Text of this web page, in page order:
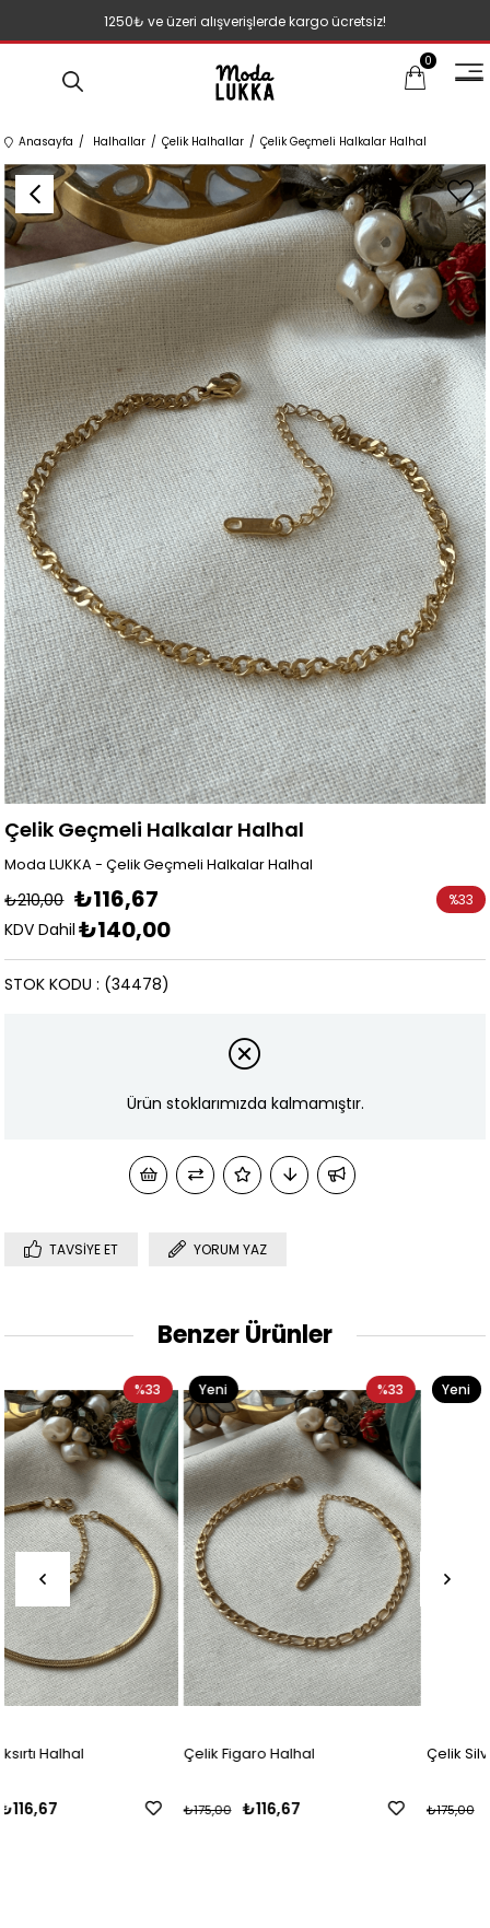
1250₺ ve üzeri alışverişlerde kargo ücretsiz!
0
Anasayfa Halhallar Çelik Halhallar Çelik Geçmeli Halkalar Halhal
Çelik Geçmeli Halkalar Halhal
Moda LUKKA - Çelik Geçmeli Halkalar Halhal
₺210,00 ₺116,67
KDV Dahil ₺140,00
%33
(34478)
STOK KODU
Ürün stoklarımızda kalmamıştır.
TAVSIYE ET YORUM YAZ
Benzer Ürünler
Çelik Figaro Halhal
₺175,00
%33
Yeni
Ürün
Çelik Silver Döner İtalyan Halhal
₺175,00
%33
Yeni
Ürün